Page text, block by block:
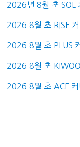
2026년 8월 초 SOL
2026 8월 초 RISE
2026 8월 초 PLUS
2026 8월 초
2026 8월 초 ACE 커